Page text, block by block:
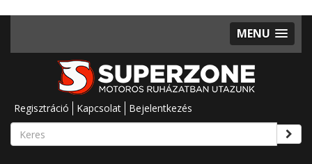
MENU
Regisztráció Kapcsolat Bejelentkezés